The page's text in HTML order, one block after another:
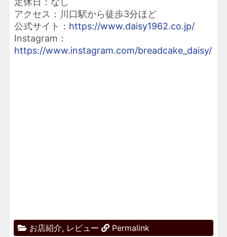
アクセス：川口駅から徒歩3分ほど
公式サイト： https://www.daisy1962.co.jp/
Instagram：
https://www.instagram.com/breadcake_daisy/
お店紹介, レビュー Permalink